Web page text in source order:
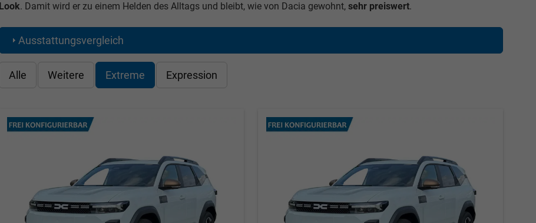
Look. Damit wird er zu einem Helden des Alltags und bleibt, wie von Dacia gewohnt, sehr preiswert.
Ausstattungsvergleich
Alle Weitere Extreme Expression